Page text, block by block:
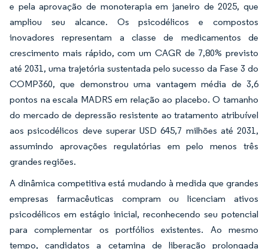
e pela aprovação de monoterapia em janeiro de 2025, que
ampliou seu alcance. Os psicodélicos e compostos
inovadores representam a classe de medicamentos de
crescimento mais rápido, com um CAGR de 7,80% previsto
até 2031, uma trajetória sustentada pelo sucesso da Fase 3 do
COMP360, que demonstrou uma vantagem média de 3,6
pontos na escala MADRS em relação ao placebo. O tamanho
do mercado de depressão resistente ao tratamento atribuível
aos psicodélicos deve superar USD 645,7 milhões até 2031,
assumindo aprovações regulatórias em pelo menos três
grandes regiões.
A dinâmica competitiva está mudando à medida que grandes
empresas farmacêuticas compram ou licenciam ativos
psicodélicos em estágio inicial, reconhecendo seu potencial
para complementar os portfólios existentes. Ao mesmo
tempo, candidatos a cetamina de liberação prolongada